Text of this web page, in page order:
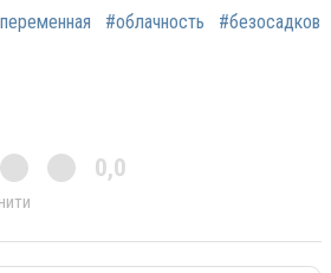
#облачность #безосадков
0,0